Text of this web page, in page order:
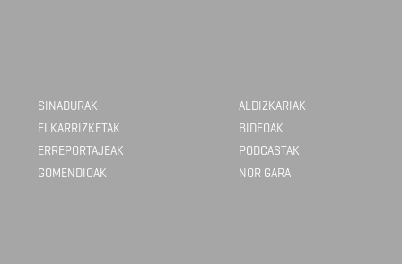
SINADURAK
ELKARRIZKETAK
ERREPORTAJEAK
GOMENDIOAK
ALDIZKARIAK
BIDEOAK
PODCASTAK
NOR GARA